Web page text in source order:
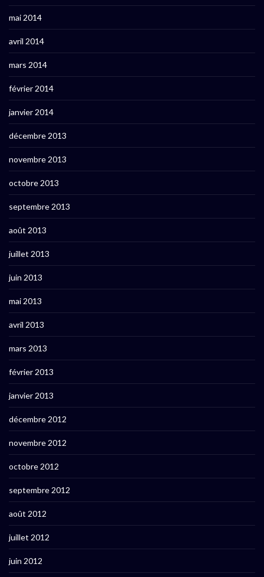
mai 2014
avril 2014
mars 2014
février 2014
janvier 2014
décembre 2013
novembre 2013
octobre 2013
septembre 2013
août 2013
juillet 2013
juin 2013
mai 2013
avril 2013
mars 2013
février 2013
janvier 2013
décembre 2012
novembre 2012
octobre 2012
septembre 2012
août 2012
juillet 2012
juin 2012